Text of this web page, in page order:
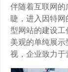
伴随着互联网
睫，进入因特
型网站的建设
美观的单纯展
视，企业致力于